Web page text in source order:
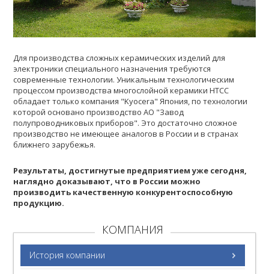
Для производства сложных керамических изделий для
электроники специального назначения требуются
современные технологии. Уникальным технологическим
процессом производства многослойной керамики HTCC
обладает только компания "Kyocera" Япония, по технологии
которой основано производство АО "Завод
полупроводниковых приборов". Это достаточно сложное
производство не имеющее аналогов в России и в странах
ближнего зарубежья.
Результаты, достигнутые предприятием уже сегодня,
наглядно доказывают, что в России можно
производить качественную конкурентоспособную
продукцию.
КОМПАНИЯ
История компании